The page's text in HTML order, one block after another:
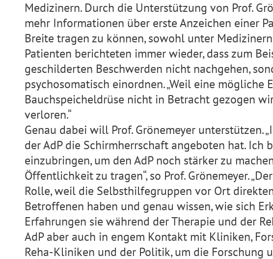
Medizinern. Durch die Unterstützung von Prof.
mehr Informationen über erste Anzeichen einer
Breite tragen zu können, sowohl unter
Patienten berichteten immer wieder, dass zum
geschilderten Beschwerden nicht nachgehen,
psychosomatisch einordnen. „Weil eine mögliche
Bauchspeicheldrüse nicht in Betracht gezogen
verloren.“
Genau dabei will Prof. Grönemeyer unterstützen.
der AdP die Schirmherrschaft angeboten hat. Ich
einzubringen, um den AdP noch stärker zu
Öffentlichkeit zu tragen“, so Prof. Grönemeyer.
Rolle, weil die Selbsthilfegruppen vor Ort
Betroffenen haben und genau wissen, wie sich
Erfahrungen sie während der Therapie und der
AdP aber auch in engem Kontakt mit Kliniken,
Reha-Kliniken und der Politik, um die Forschung